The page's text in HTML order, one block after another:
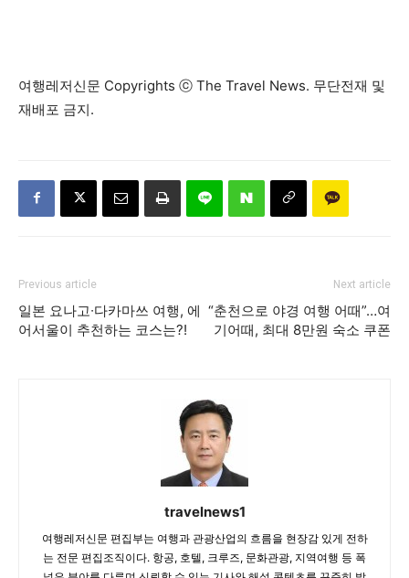
여행레저신문 Copyrights ⓒ The Travel News. 무단전재 및
재배포 금지.
Previous article
일본 요나고∙다카마쓰 여행, 에
어서울이 추천하는 코스는?!
Next article
“춘천으로 야경 여행 어때”…여
기어때, 최대 8만원 숙소 쿠폰
travelnews1
여행레저신문 편집부는 여행과 관광산업의 흐름을 현장감 있게 전하
는 전문 편집조직이다. 항공, 호텔, 크루즈, 문화관광, 지역여행 등 폭